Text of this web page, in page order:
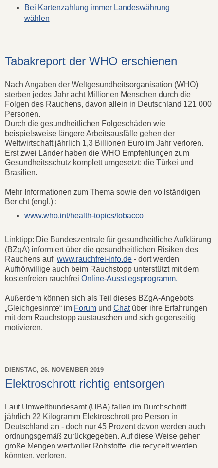
Bei Kartenzahlung immer Landeswährung
wählen
Tabakreport der WHO erschienen
Nach Angaben der Weltgesundheitsorganisation (WHO)
sterben jedes Jahr acht Millionen Menschen durch die
Folgen des Rauchens, davon allein in Deutschland 121 000
Personen.
Durch die gesundheitlichen Folgeschäden wie
beispielsweise längere Arbeitsausfälle gehen der
Weltwirtschaft jährlich 1,3 Billionen Euro im Jahr verloren.
Erst zwei Länder haben die WHO Empfehlungen zum
Gesundheitsschutz komplett umgesetzt: die Türkei und
Brasilien.
Mehr Informationen zum Thema sowie den vollständigen
Bericht (engl.) :
www.who.int/health-topics/tobacco
Linktipp: Die Bundeszentrale für gesundheitliche Aufklärung
(BZgA) informiert über die gesundheitlichen Risiken des
Rauchens auf: www.rauchfrei-info.de - dort werden
Aufhörwillige auch beim Rauchstopp unterstützt mit dem
kostenfreien rauchfrei Online-Ausstiegsprogramm.
Außerdem können sich als Teil dieses BZgA-Angebots
„Gleichgesinnte“ im Forum und Chatüber ihre Erfahrungen
mit dem Rauchstopp austauschen und sich gegenseitig
motivieren.
DIENSTAG, 26. NOVEMBER 2019
Elektroschrott richtig entsorgen
Laut Umweltbundesamt (UBA) fallen im Durchschnitt
jährlich 22 Kilogramm Elektroschrott pro Person in
Deutschland an - doch nur 45 Prozent davon werden auch
ordnungsgemäß zurückgegeben. Auf diese Weise gehen
große Mengen wertvoller Rohstoffe, die recycelt werden
könnten, verloren.